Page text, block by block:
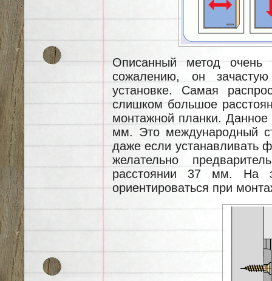
Описанный метод очень
сожалению, он
установке. Самая
слишком большое
монтажной планки.
мм. Это международный
даже если устанавливать
желательно
расстоянии 37 мм. На
ориентироваться при